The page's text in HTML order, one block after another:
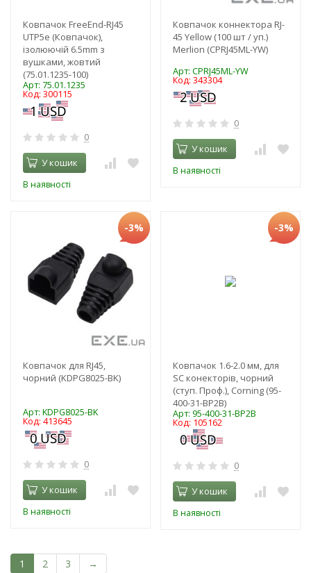
Ковпачок FreeEnd-RJ45
UTP5e (Ковпачок),
ізолюючій 6.5mm з
вушками, жовтий
(75.01.1235-100)
Арт: 75.01.1235
Код: 300115
0
У кошик
В наявності
Ковпачок коннектора RJ-
45 Yellow (100 шт / уп.)
Merlion (CPRJ45ML-YW)
Арт: CPRJ45ML-YW
Код: 343304
0
У кошик
В наявності
-3%
Ковпачок для RJ45,
чорний (KDPG8025-BK)
Арт: KDPG8025-BK
Код: 413645
0
У кошик
В наявності
-3%
Ковпачок 1.6-2.0 мм, для
SC конекторів, чорний
(ступ. Проф.), Corning (95-
400-31-BP2B)
Арт: 95-400-31-BP2B
Код: 105162
0
У кошик
В наявності
1 2 3 →